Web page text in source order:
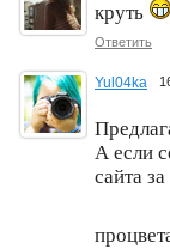
круть
Ответить
Yul04ka
А если
сайта